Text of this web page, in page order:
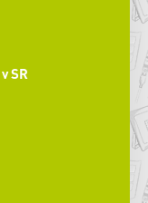
SR